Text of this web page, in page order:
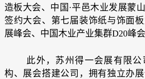
造板大会、中国·平邑木业发展蒙
签约大会、第七届装饰纸与饰面
展峰会、中国木业产业集群D20峰
此外，苏州得一会展有限公
构、展会搭建公司，拥有独立办